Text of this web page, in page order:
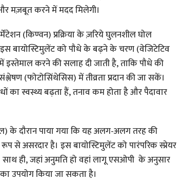
मज़बूत करने में मदद मिलेगी।
(किण्वन) प्रक्रिया के ज़रिये घुलनशील घोल
बायोस्टिमुलेंट को पौधे के बढ़ने के चरण (वेजिटेटिव
इस्तेमाल करने की सलाह दी जाती है, ताकि पौधे की
(फोटोसिंथेसिस) में तीव्रता प्रदान की जा सकें।
का स्वस्थ्य बढ़ता हैं, तनाव कम होता है और पैदावार
के दौरान पाया गया कि यह अलग-अलग तरह की
से असरदार है। इस बायोस्टिमुलेंट को पारंपरिक स्प्रेयर
ही, जहां अनुमति हो वहां लागू एसओपी के अनुसार
उपयोग किया जा सकता है।